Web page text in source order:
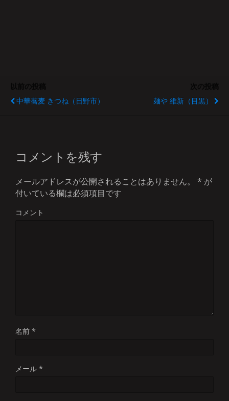
中華蕎麦 きつね（日野市）
麺や 維新（目黒）
コメントを残す
メールアドレスが公開されることはありません。 * が
付いている欄は必須項目です
コメント
名前 *
メール *